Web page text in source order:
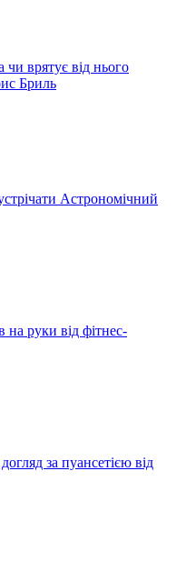
чи врятує від нього
Бриль
Астрономічний
на руки від фітнес-
за пуансетією від